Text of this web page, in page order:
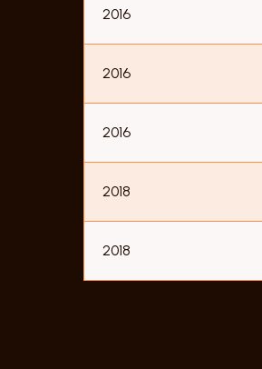
2016
2016
2016
2018
2018